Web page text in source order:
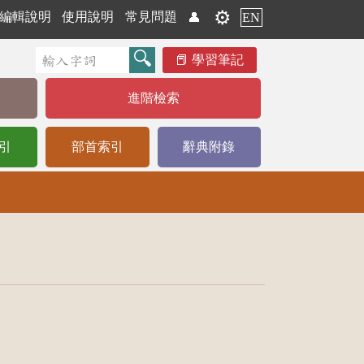
編輯說明 使用說明 常見問題 👤 ⚙️ EN
學習筆記
進階檢索
部首索引 辭典附錄